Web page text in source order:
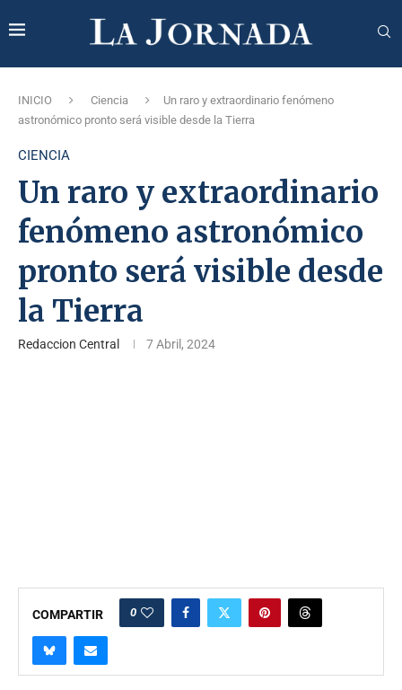
INICIO Ciencia
Un raro y extraordinario fenómeno
astronómico pronto será visible desde la Tierra
CIENCIA
Un raro y extraordinario
fenómeno astronómico
pronto será visible desde
la Tierra
Redaccion Central 7 Abril, 2024
COMPARTIR 0